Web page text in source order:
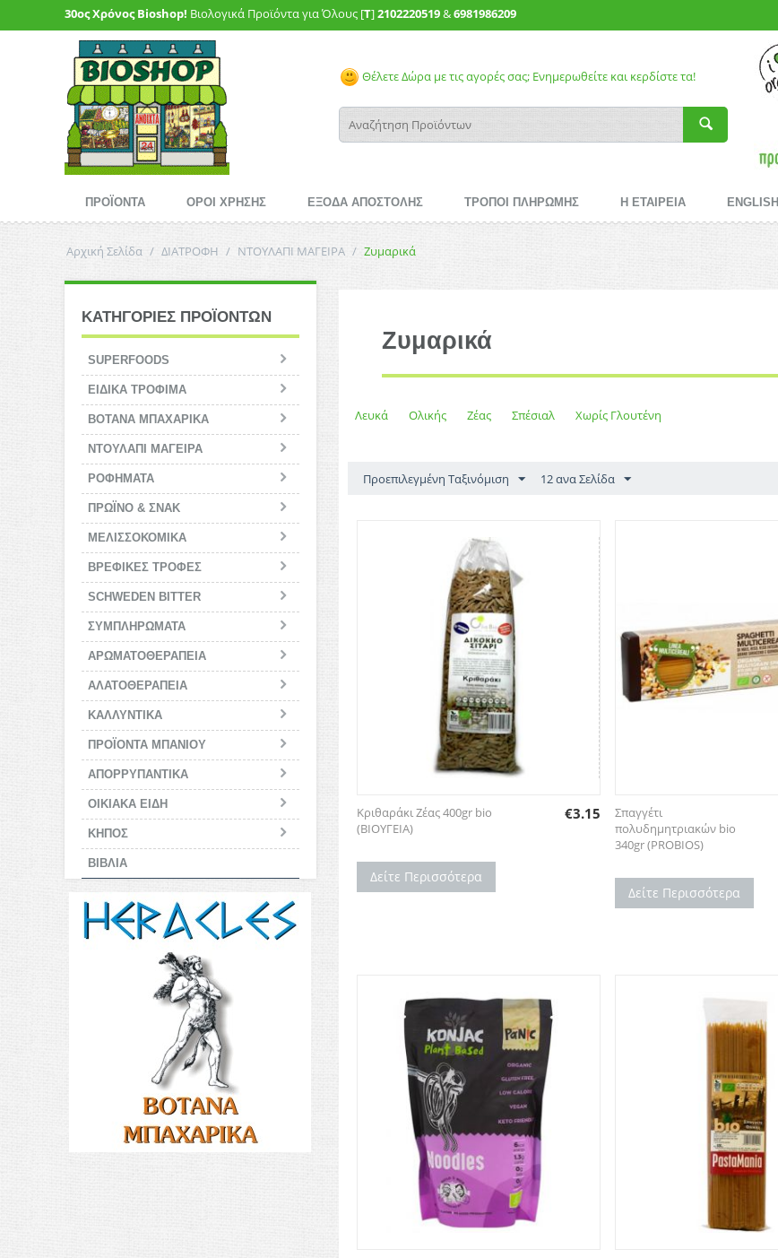
30ος Χρόνος Bioshop! Βιολογικά Προϊόντα για Όλους [T]2102220519&6981986209
Θέλετε Δώρα με τις αγορές σας; Ενημερωθείτε και κερδίστε τα!
ΠΡΟΪΟΝΤΑ ΟΡΟΙ ΧΡΗΣΗΣ ΕΞΟΔΑ ΑΠΟΣΤΟΛΗΣ ΤΡΟΠΟΙ ΠΛΗΡΩΜΗΣ Η ΕΤΑΙΡΕΙΑ ENGLISH
Αρχική Σελίδα / ΔΙΑΤΡΟΦΗ / ΝΤΟΥΛΑΠΙ ΜΑΓΕΙΡΑ / Ζυμαρικά
ΚΑΤΗΓΟΡΙΕΣ ΠΡΟΪΟΝΤΩΝ
SUPERFOODS
ΕΙΔΙΚΑ ΤΡΟΦΙΜΑ
ΒΟΤΑΝΑ ΜΠΑΧΑΡΙΚΑ
ΝΤΟΥΛΑΠΙ ΜΑΓΕΙΡΑ
ΡΟΦΗΜΑΤΑ
ΠΡΩΪΝΟ & ΣΝΑΚ
ΜΕΛΙΣΣΟΚΟΜΙΚΑ
BΡΕΦΙΚΕΣ ΤΡΟΦΕΣ
SCHWEDEN BITTER
ΣΥΜΠΛΗΡΩΜΑΤΑ
ΑΡΩΜΑΤΟΘΕΡΑΠΕΙΑ
ΑΛΑΤΟΘΕΡΑΠΕΙΑ
ΚΑΛΛΥΝΤΙΚΑ
ΠΡΟΪΟΝΤΑ ΜΠΑΝΙΟΥ
ΑΠΟΡΡΥΠΑΝΤΙΚΑ
ΟΙΚΙΑΚΑ ΕΙΔΗ
ΚΗΠΟΣ
ΒΙΒΛΙΑ
Ζυμαρικά
Λευκά Ολικής Ζέας Σπέσιαλ Χωρίς Γλουτένη
Προεπιλεγμένη Ταξινόμιση 12 ανα Σελίδα
Κριθαράκι Ζέας 400gr bio
(ΒΙΟΥΓΕΙΑ)
€3.15
Δείτε Περισσότερα
Σπαγγέτι
πολυδημητριακών bio
340gr (PROBIOS)
Δείτε Περισσότερα